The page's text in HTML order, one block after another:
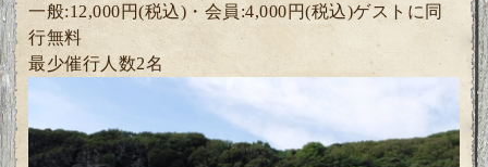
一般:12,000円(税込)・ 会員:4,000円(税込)ゲスト に同
行無料
最少催行人数2名